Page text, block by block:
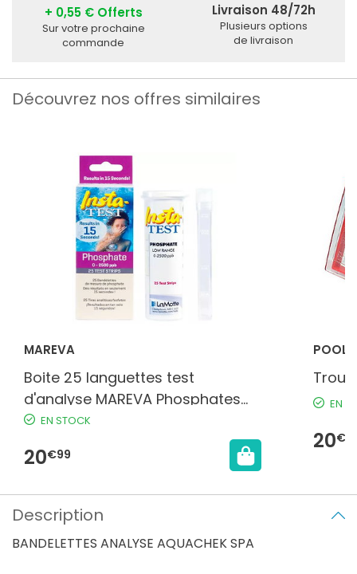
+ 0,55 € Offerts
Sur votre prochaine
commande
Livraison 48/72h
Plusieurs options
de livraison
Découvrez nos offres similaires
MAREVA
Boite 25 languettes test
d'analyse MAREVA Phosphates
piscine
EN STOCK
20€99
EN
20
Description
BANDELETTES ANALYSE AQUACHEK SPA